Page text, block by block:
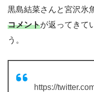
黒島結菜さんと宮沢氷
コメントが返ってきて
う。
https://